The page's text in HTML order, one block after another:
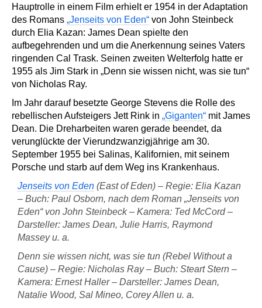
Hauptrolle in einem Film erhielt er 1954 in der Adaptation
des Romans „Jenseits von Eden“ von John Steinbeck
durch Elia Kazan: James Dean spielte den
aufbegehrenden und um die Anerkennung seines Vaters
ringenden Cal Trask. Seinen zweiten Welterfolg hatte er
1955 als Jim Stark in „Denn sie wissen nicht, was sie tun“
von Nicholas Ray.
Im Jahr darauf besetzte George Stevens die Rolle des
rebellischen Aufsteigers Jett Rink in „Giganten“ mit James
Dean. Die Dreharbeiten waren gerade beendet, da
verunglückte der Vierundzwanzigjährige am 30.
September 1955 bei Salinas, Kalifornien, mit seinem
Porsche und starb auf dem Weg ins Krankenhaus.
Jenseits von Eden (East of Eden) – Regie: Elia Kazan
– Buch: Paul Osborn, nach dem Roman „Jenseits von
Eden“ von John Steinbeck – Kamera: Ted McCord –
Darsteller: James Dean, Julie Harris, Raymond
Massey u. a.
Denn sie wissen nicht, was sie tun (Rebel Without a
Cause) – Regie: Nicholas Ray – Buch: Steart Stern –
Kamera: Ernest Haller – Darsteller: James Dean,
Natalie Wood, Sal Mineo, Corey Allen u. a.